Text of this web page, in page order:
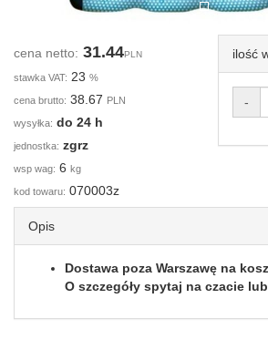
cena netto: 31.44PLN
stawka VAT: 23 %
cena brutto: 38.67 PLN
wysyłka: do 24 h
jednostka: zgrz
wsp wag: 6 kg
kod towaru: 070003z
ilość
-
Opis
Dostawa poza Warszawę na
O szczegóły spytaj na czacie